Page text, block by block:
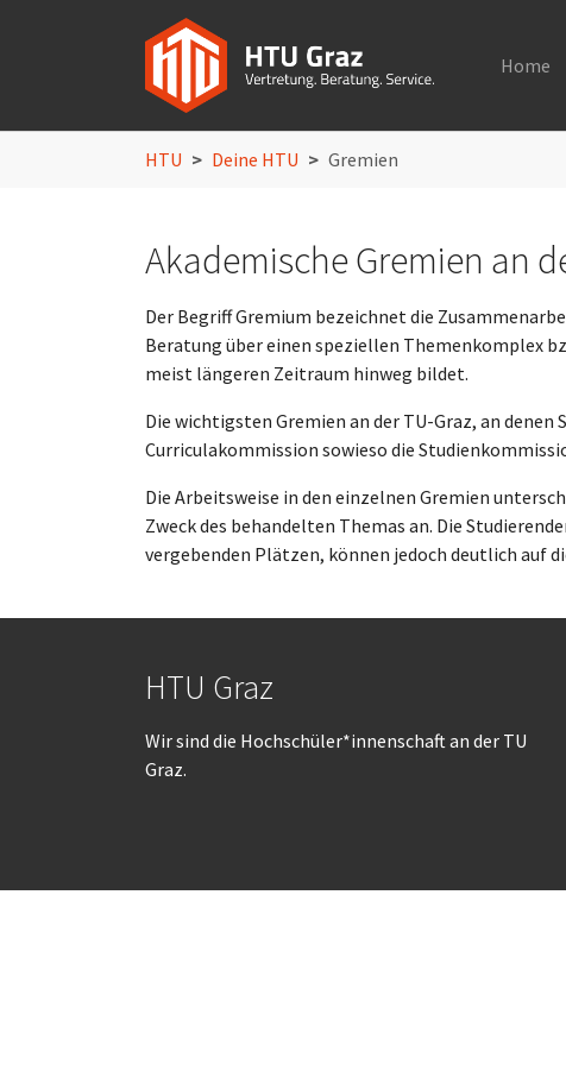
Home
HTU Deine HTU Gremien
Akademische Gremien an
Der Begriff Gremium bezeichnet die
Beratung über einen speziellen Themenkomplex
meist längeren Zeitraum hinweg bildet.
Die wichtigsten Gremien an der TU-Graz, an
Curriculakommission sowieso die
Die Arbeitsweise in den einzelnen Gremien
Zweck des behandelten Themas an. Die
vergebenden Plätzen, können jedoch deutlich auf
HTU Graz
Wir sind die Hochschüler*innenschaft an der TU
Graz.